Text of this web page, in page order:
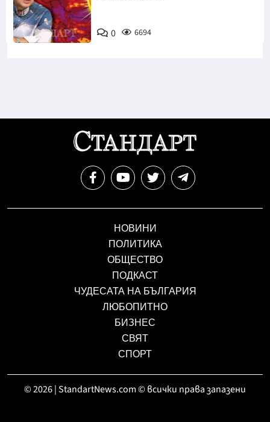
0 6694
НОВИНИ
ПОЛИТИКА
ОБЩЕСТВО
ПОДКАСТ
ЧУДЕСАТА НА БЪЛГАРИЯ
ЛЮБОПИТНО
БИЗНЕС
СВЯТ
СПОРТ
© 2026 | StandartNews.com © всички права запазени